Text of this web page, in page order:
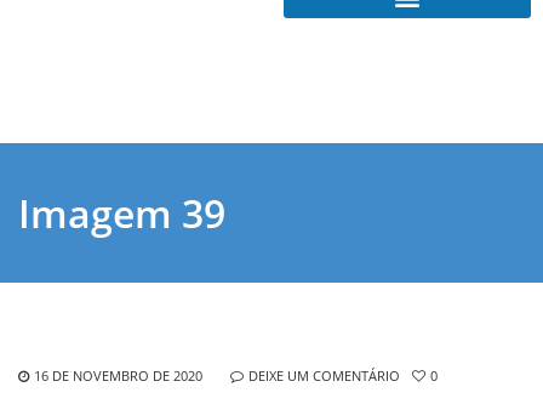
Imagem 39
16 DE NOVEMBRO DE 2020 DEIXE UM COMENTÁRIO 0